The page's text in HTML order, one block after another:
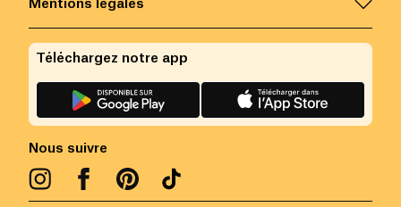
Mentions légales
Nous suivre
Téléchargez notre app